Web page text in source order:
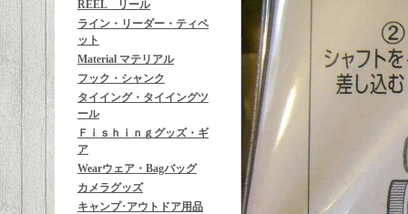
REEL リール
ライン・リーダー・ティペ
ット
Material マテリアル
フック・シャンク
タイイング・タイイングツ
ール
Ｆｉｓｈｉｎｇグッズ・ギ
ア
Wearウェア・Bagバッグ
カメラグッズ
キャンプ･アウトドア用品